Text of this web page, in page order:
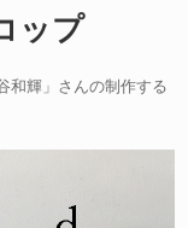
ップ
和輝」さんの制作する